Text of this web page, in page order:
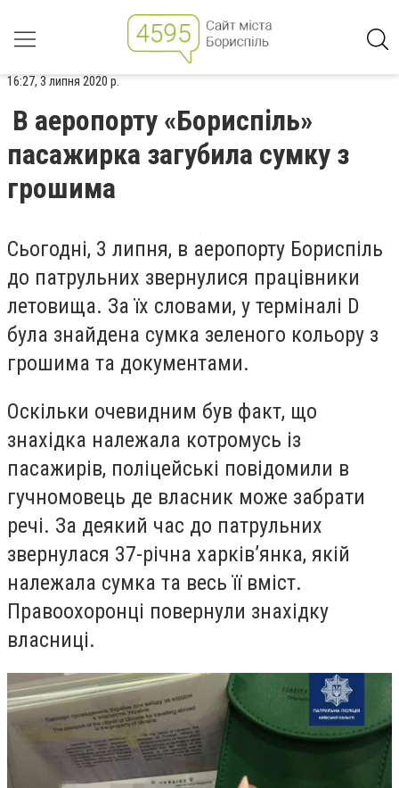
16:27, 3 липня 2020 р.
В аеропорту «Бориспіль»
пасажирка загубила сумку з
грошима
Сьогодні, 3 липня, в аеропорту Бориспіль
до патрульних звернулися працівники
летовища. За їх словами, у терміналі D
була знайдена сумка зеленого кольору з
грошима та документами.
Оскільки очевидним був факт, що
знахідка належала котромусь із
пасажирів, поліцейські повідомили в
гучномовець де власник може забрати
речі. За деякий час до патрульних
звернулася 37-річна харків’янка, якій
належала сумка та весь її вміст.
Правоохоронці повернули знахідку
власниці.